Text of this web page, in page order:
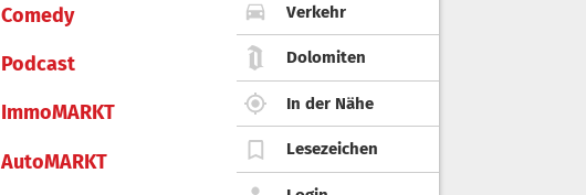
Comedy
Podcast
ImmoMARKT
AutoMARKT
Verkehr
Dolomiten
In der Nähe
Lesezeichen